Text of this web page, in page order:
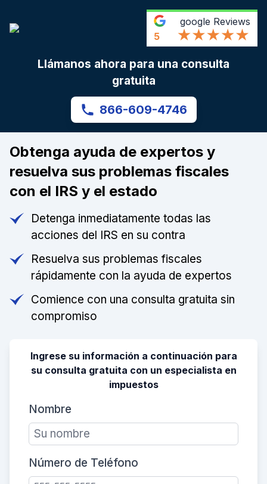
5
google Reviews
Llámanos ahora para una consulta
gratuita
866-609-4746
Obtenga ayuda de expertos y
resuelva sus problemas fiscales
con el IRS y el estado
Detenga inmediatamente todas las
acciones del IRS en su contra
Resuelva sus problemas fiscales
rápidamente con la ayuda de expertos
Comience con una consulta gratuita sin
compromiso
Ingrese su información a continuación para
su consulta gratuita con un especialista en
impuestos
Nombre
Número de Teléfono